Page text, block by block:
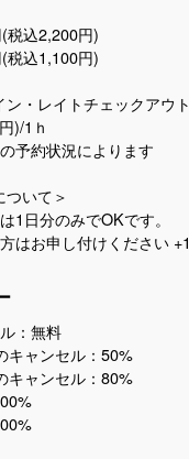
税込2,200円)
税込1,100円)
・レイトチェックアウト
)/1ｈ
予約状況によります
ついて＞
1日分のみでOKです。
：無料
キャンセル：50%
キャンセル：80%